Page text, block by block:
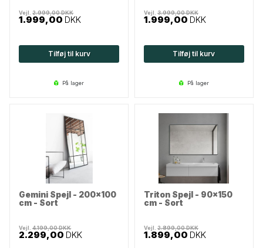
1.999,00 DKK
Vejl.2.999,00DKK
Tilføj til kurv
på lager
1.999,00 DKK
Vejl. 3.999,00DKK
Tilføj til kurv
på lager
Gemini Spejl - 200x100
cm - Sort
2.299,00 DKK
Vejl.4.199,00DKK
Triton Spejl - 90x150
cm - Sort
1.899,00 DKK
Vejl. 2.899,00DKK